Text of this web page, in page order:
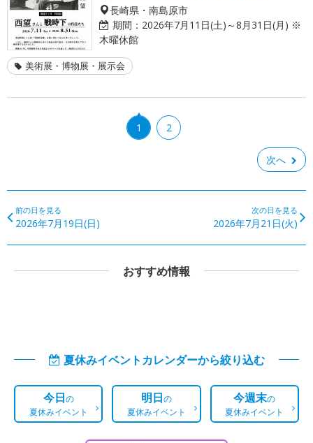
長崎県・南島原市
期間： 2026年7月11日(土)～8月31日(月) ※
木曜休館
美術展・博物展・展示会
1 2
次へ
前の日を見る
2026年7月19日(日)
次の日を見る
2026年7月21日(火)
おすすめ情報
夏休みイベントカレンダーから絞り込む
今日の
夏休みイベント
明日の
夏休みイベント
今週末の
夏休みイベント